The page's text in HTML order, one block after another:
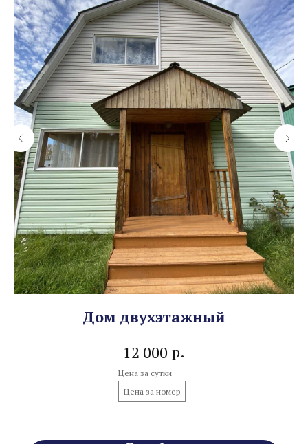
Дом двухэтажный
12 000 р.
Цена за сутки
Цена за номер